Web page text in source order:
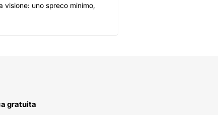
uno spreco minimo,
gratuita